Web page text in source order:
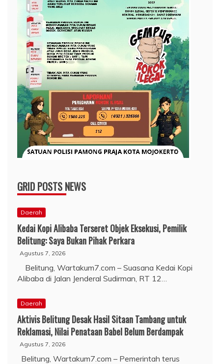
GRID POSTS NEWS
Daerah
Kedai Kopi Alibaba Terseret Objek Eksekusi, Pemilik
Belitung: Saya Bukan Pihak Perkara
Agustus 7, 2026
Belitung, Wartakum7.com – Suasana Kedai Kopi
Alibaba di Jalan Jenderal Sudirman, RT 12…
Daerah
Aktivis Belitung Desak Hasil Sitaan Tambang untuk
Reklamasi, Nilai Penataan Babel Belum Berdampak
Agustus 7, 2026
Belitung, Wartakum7.com – Pemerintah terus